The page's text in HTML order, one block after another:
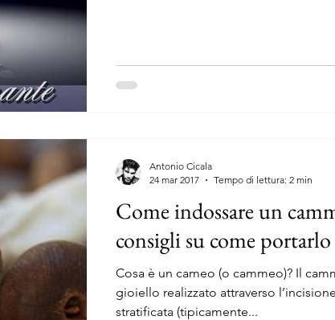
Come indossare un
consigli su come portarlo
Cosa è un cameo (o cammeo)? Il
gioiello realizzato attraverso
stratificata (tipicamente...
Antonio Cicala
24 mar 2017
Tempo di lettura: 2 min